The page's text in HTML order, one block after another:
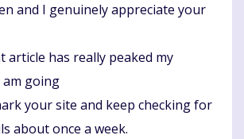
and I genuinely appreciate your
article has really peaked my
going
your site and keep checking for
about once a week.